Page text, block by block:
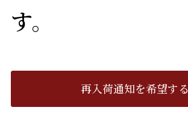
す。
再入荷通知を希望する